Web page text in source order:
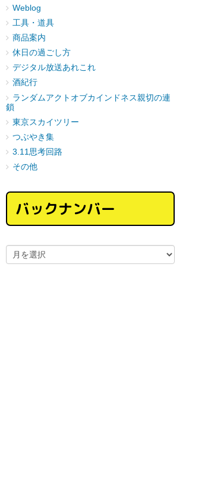
Weblog
工具・道具
商品案内
休日の過ごし方
デジタル放送あれこれ
酒紀行
ランダムアクトオブカインドネス親切の連
鎖
東京スカイツリー
つぶやき集
3.11思考回路
その他
バックナンバー